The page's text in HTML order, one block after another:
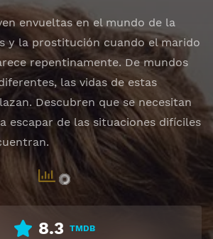
envueltas en el mundo de la
y la prostitución cuando el marido
repentinamente. De mundos
las vidas de estas
Descubren que se necesitan
escapar de las situaciones difíciles
8.3 TMDB